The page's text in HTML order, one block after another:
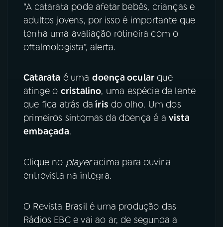
“A catarata pode afetar bebês, crianças e
adultos jovens, por isso é importante que
tenha uma avaliação rotineira com o
oftalmologista”, alerta.
Catarata é uma doença ocularque
atinge o cristalino, uma espécie de lente
que fica atrás da íris do olho. Um dos
primeiros sintomas da doença é a vista
embaçada.
Clique no playeracima para ouvir a
entrevista na íntegra.
O Revista Brasil é uma produção das
Rádios EBC e vai ao ar, de segunda a